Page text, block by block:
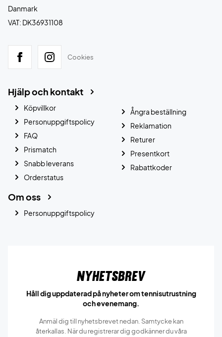
Danmark
VAT: DK36931108
Cookies
Hjälp och kontakt
Köpvillkor
Personuppgiftspolicy
FAQ
Prismatch
Snabb leverans
Orderstatus
Ångra beställning
Reklamation
Returer
Presentkort
Rabattkoder
Om oss
Personuppgiftspolicy
Nyhetsbrev
Håll dig uppdaterad på nyheter om tennisutrustning
och evenemang.
Anmäl dig till nyhetsbrevet nedan. Samtycke kan
återkallas. När du registrerar dig godkänner du våra